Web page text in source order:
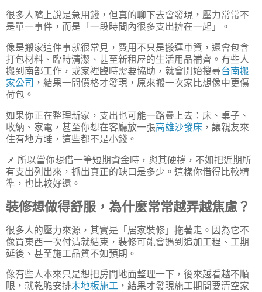
很多人嘴上說是急用錢，但真的聊下去會發現，壓力常常不
是單一事件，而是「一段時間內很多支出擠在一起」。
像是搬家這件事就很常見，費用不只是搬運車資，還會包含
打包材料、臨時清潔、甚至新租屋的生活用品補齊。有些人
搬到南部工作，或家裡臨時需要協助，就會開始搜尋台南搬
家公司 ，結果一問價格才發現，原來搬一次家比想像中更傷
荷包。
如果你正在整理新家，支出也可能一路疊上去：床、桌子、
收納、家電，甚至你想在客廳放一張高雄沙發床 ，讓親友來
住有地方睡，這些都不是小錢。
📌 所以當你想借一筆短期資金時，與其硬撐，不如把近期所
有支出列出來，抓出真正的缺口是多少。這樣你借得比較精
準，也比較好還。
裝修想做得舒服，為什麼常常越弄越焦慮？
很多人的壓力來源，其實是「居家裝修」拖著走。因為它不
像買東西一次付清就結束，裝修可能會遇到追加工程、工期
延後、甚至施工品質不如預期。
像有些人本來只是想把房間地面整理一下，後來越看越不順
眼，就乾脆安排木地板施工 ，結果才發現施工期間要清空家